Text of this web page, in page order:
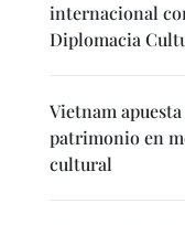
internacional
Diplomacia
Vietnam
patrimonio en
cultural